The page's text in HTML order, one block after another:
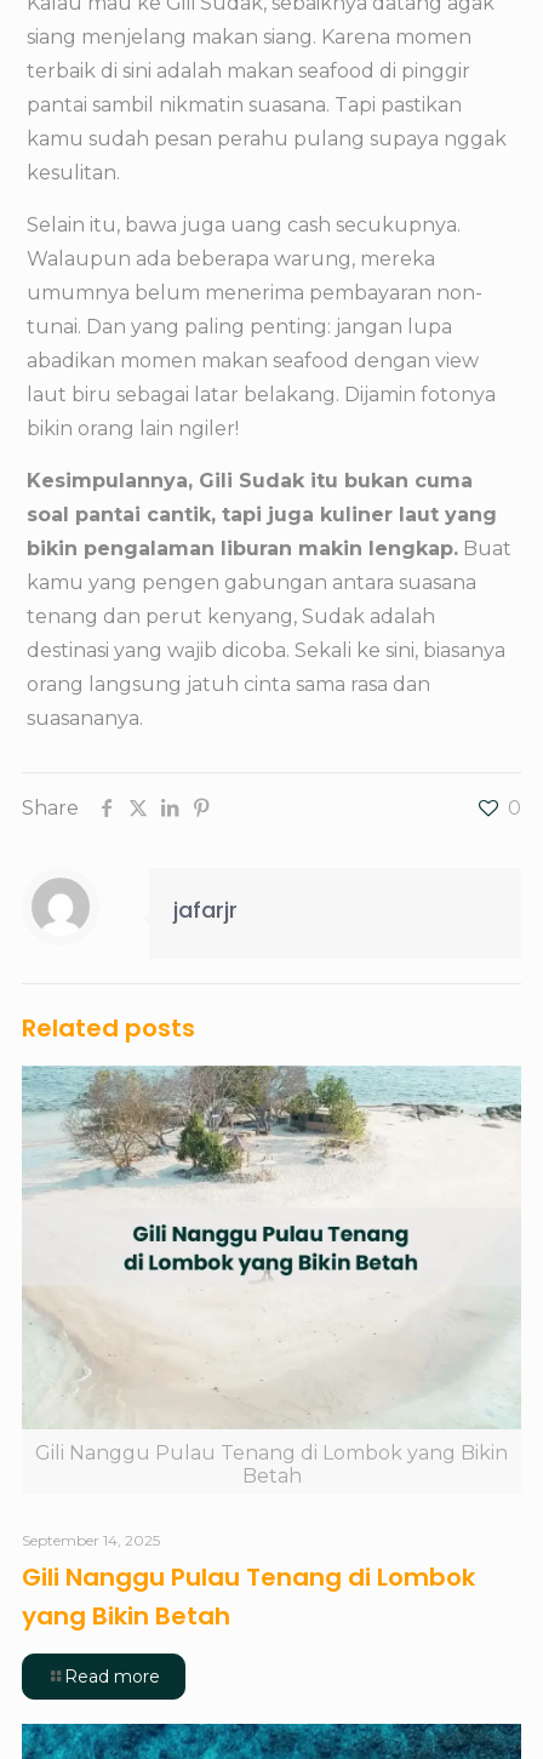
siang menjelang makan siang. Karena momen
terbaik di sini adalah makan seafood di pinggir
pantai sambil nikmatin suasana. Tapi pastikan
kamu sudah pesan perahu pulang supaya nggak
kesulitan.
Selain itu, bawa juga uang cash secukupnya.
Walaupun ada beberapa warung, mereka
umumnya belum menerima pembayaran non-
tunai. Dan yang paling penting: jangan lupa
abadikan momen makan seafood dengan view
laut biru sebagai latar belakang. Dijamin fotonya
bikin orang lain ngiler!
Kesimpulannya, Gili Sudak itu bukan cuma
soal pantai cantik, tapi juga kuliner laut yang
bikin pengalaman liburan makin lengkap. Buat
kamu yang pengen gabungan antara suasana
tenang dan perut kenyang, Sudak adalah
destinasi yang wajib dicoba. Sekali ke sini, biasanya
orang langsung jatuh cinta sama rasa dan
suasananya.
Share 0
jafarjr
Related posts
Gili Nanggu Pulau Tenang di Lombok yang Bikin
Betah
September 14, 2025
Gili Nanggu Pulau Tenang di Lombok
yang Bikin Betah
Read more